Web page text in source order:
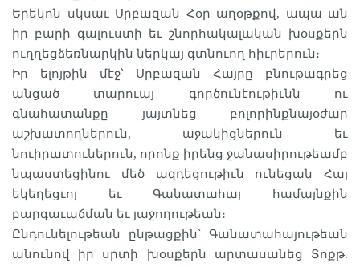
Երեկոն սկսաւ Սրբազան Հօր աղօթքով, ապա ան
իր բարի գալուստի եւ շնորհակալական խօսքերն
ուղղեցձեռնարկին ներկայ գտնուող հիւրերուն։
Իր ելոյթին մէջ՝ Սրբազան Հայրը բնութագրեց
անցած տարուայ գործունէութիւնն ու
գնահատանքը յայտնեց բոլորինքնայօժար
աշխատողներուն, աջակիցներուն եւ
նուիրատուներուն, որոնք իրենց ջանասիրութեամբ
նպաստեցինու մեծ ազդեցութիւն ունեցան Հայ
եկեղեցւոյ եւ Գանատահայ համայնքին
բարգաւաճման եւ յաջողութեան։
Ընդունելութեան ընթացքին՝ Գանատահայութեան
անունով իր սրտի խօսքերն արտասանեց Տոքթ.